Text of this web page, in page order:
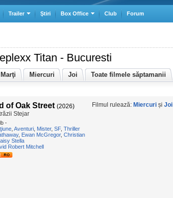
Trailer Ştiri Box Office Club Forum
Titan - Bucuresti
Marţi Miercuri Joi Toate filmele săptamanii
of Oak Street (2026)
Stejar
-
Aventuri Mister, SF, Thriller
, Ewan McGregor, Christian
Stella
Robert Mitchell
Filmul rulează: Miercuri șiJoi